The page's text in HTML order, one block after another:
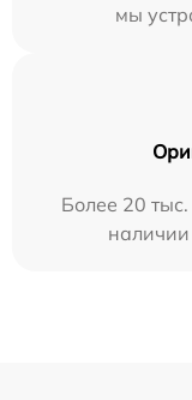
мы
Более 20